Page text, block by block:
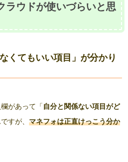
ラウドが使いづらいと思
くてもいい項目」が分かり
があって「自分と関係ない項目がど
すが、 マネフォは正直けっこう分か